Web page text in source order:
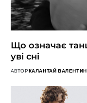
Що означає
уві сні
АВТОРКАЛАНТАЙ